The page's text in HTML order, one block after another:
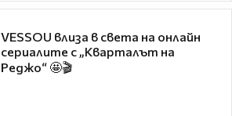
VESSOU влиза в света на онлайн
сериалите с „Кварталът на
Реджо“ 🤩🎬